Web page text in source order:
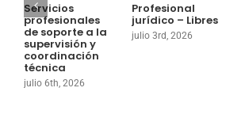
Servicios
profesionales
de soporte a la
supervisión y
coordinación
técnica
julio 6th, 2026
Profesional
jurídico – Libres
julio 3rd, 2026